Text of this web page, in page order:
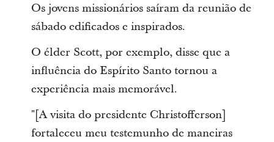
Os jovens missionários saíram da reunião de
sábado edificados e inspirados.
O élder Scott, por exemplo, disse que a
influência do Espírito Santo tornou a
experiência mais memorável.
"[A visita do presidente Christofferson]
fortaleceu meu testemunho de maneiras